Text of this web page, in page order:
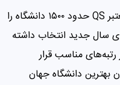
رتبه‌بندی دانشگاه‌های جهان سایت معتبر QS حدود ۱۵۰۰ دانشگاه را
سال جدید انتخاب داشته
مناسب قرار
بهترین دانشگاه جهان